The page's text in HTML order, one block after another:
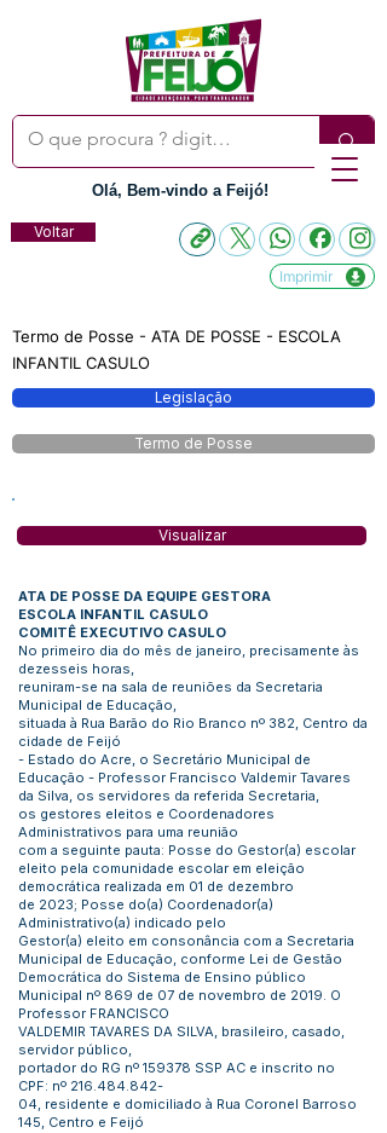
Olá, Bem-vindo a Feijó!
Voltar
Imprimir
Termo de Posse - ATA DE POSSE - ESCOLA
INFANTIL CASULO
Legislação
Termo de Posse
Visualizar
ATA DE POSSE DA EQUIPE GESTORA
ESCOLA INFANTIL CASULO
COMITÊ EXECUTIVO CASULO
No primeiro dia do mês de janeiro, precisamente às
dezesseis horas,
reuniram-se na sala de reuniões da Secretaria
Municipal de Educação,
situada à Rua Barão do Rio Branco nº 382, Centro da
cidade de Feijó
- Estado do Acre, o Secretário Municipal de
Educação - Professor Francisco Valdemir Tavares
da Silva, os servidores da referida Secretaria,
os gestores eleitos e Coordenadores
Administrativos para uma reunião
com a seguinte pauta: Posse do Gestor(a) escolar
eleito pela comunidade escolar em eleição
democrática realizada em 01 de dezembro
de 2023; Posse do(a) Coordenador(a)
Administrativo(a) indicado pelo
Gestor(a) eleito em consonância com a Secretaria
Municipal de Educação, conforme Lei de Gestão
Democrática do Sistema de Ensino público
Municipal nº 869 de 07 de novembro de 2019. O
Professor FRANCISCO
VALDEMIR TAVARES DA SILVA, brasileiro, casado,
servidor público,
portador do RG nº 159378 SSP AC e inscrito no
CPF: nº 216.484.842-
04, residente e domiciliado à Rua Coronel Barroso
145, Centro e Feijó